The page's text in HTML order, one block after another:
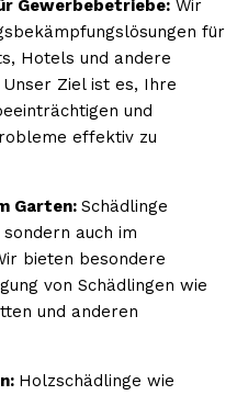
Gewerbebetriebe: Wir
für
Hotels und andere
Ziel ist es, Ihre
und
effektiv zu
Garten: Schädlinge
auch im
bieten besondere
von Schädlingen wie
und anderen
Holzschädlinge wie